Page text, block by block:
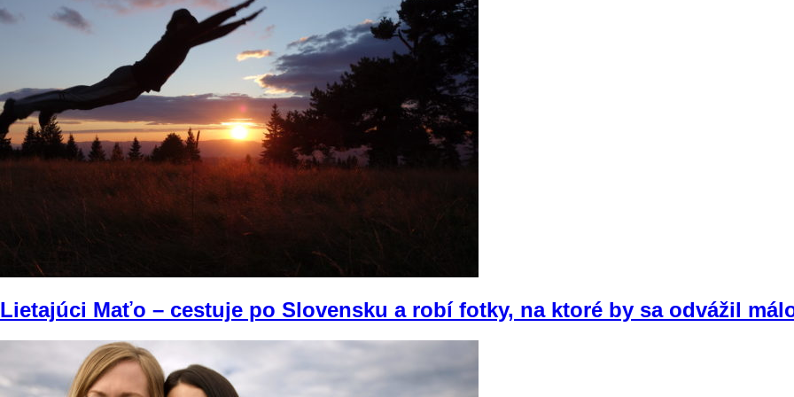
Lietajúci Maťo – cestuje po Slovensku a robí fotky, na ktoré by sa odvážil